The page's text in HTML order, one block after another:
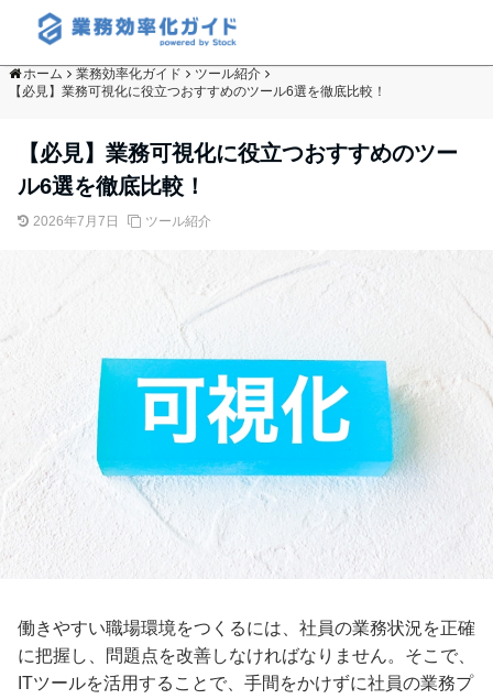
ホーム 業務効率化ガイド
ツール紹介
【必見】業務可視化に役立つおすすめのツール6選を徹底比較！
【必見】業務可視化に役立つおすすめのツー
ル6選を徹底比較！
2026年7月7日 ツール紹介
働きやすい職場環境をつくるには、社員の業務状況を正確
に把握し、問題点を改善しなければなりません。そこで、
ITツールを活用することで、手間をかけずに社員の業務プ